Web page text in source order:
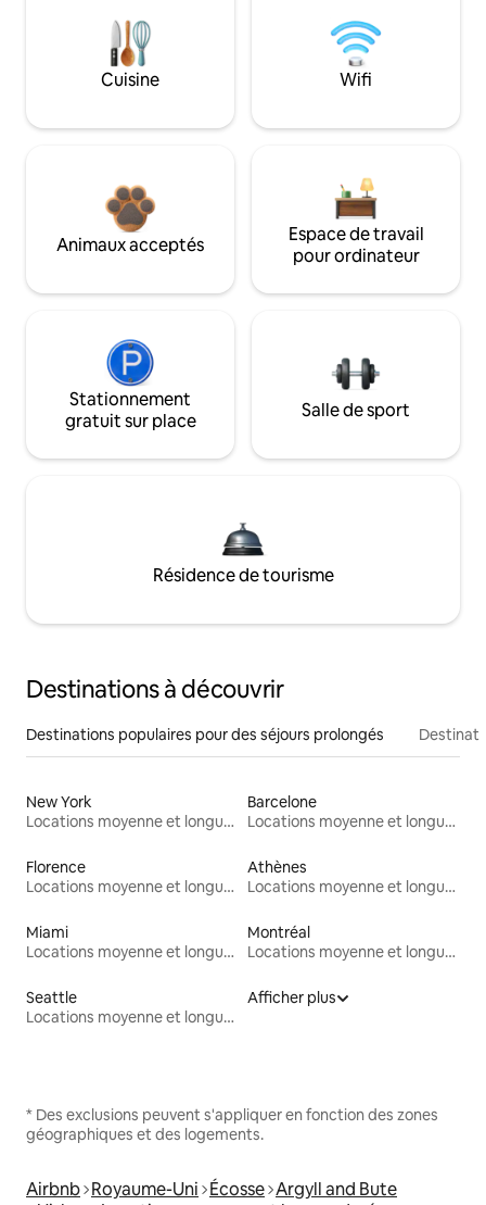
Cuisine Wifi
Animaux acceptés
Espace de travail
pour ordinateur
Stationnement
gratuit sur place
Salle de sport
Résidence de tourisme
Destinations à découvrir
Destinations populaires pour des séjours prolongés
New York
Locations moyenne et longue durée
Barcelone
Locations moyenne et longue durée
Florence
Locations moyenne et longue durée
Athènes
Locations moyenne et longue durée
Miami
Locations moyenne et longue durée
Montréal
Locations moyenne et longue durée
Seattle
Locations moyenne et longue durée
Afficher plus
* Des exclusions peuvent s'appliquer en fonction des zones
géographiques et des logements.
Airbnb Royaume-Uni Écosse Argyll and Bute